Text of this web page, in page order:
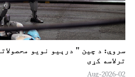
سروې: د چین " درېیو نویو
ترلاسه کړی
02-Aug-2026